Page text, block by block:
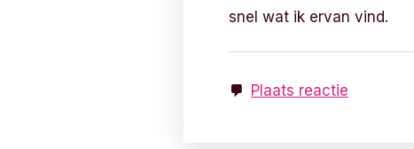
snel wat ik ervan vind.
Plaats reactie